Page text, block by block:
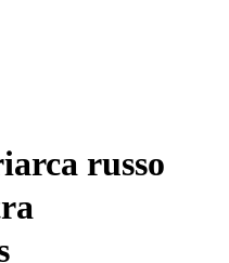
russo